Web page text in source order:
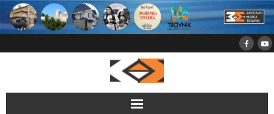
Skip
content